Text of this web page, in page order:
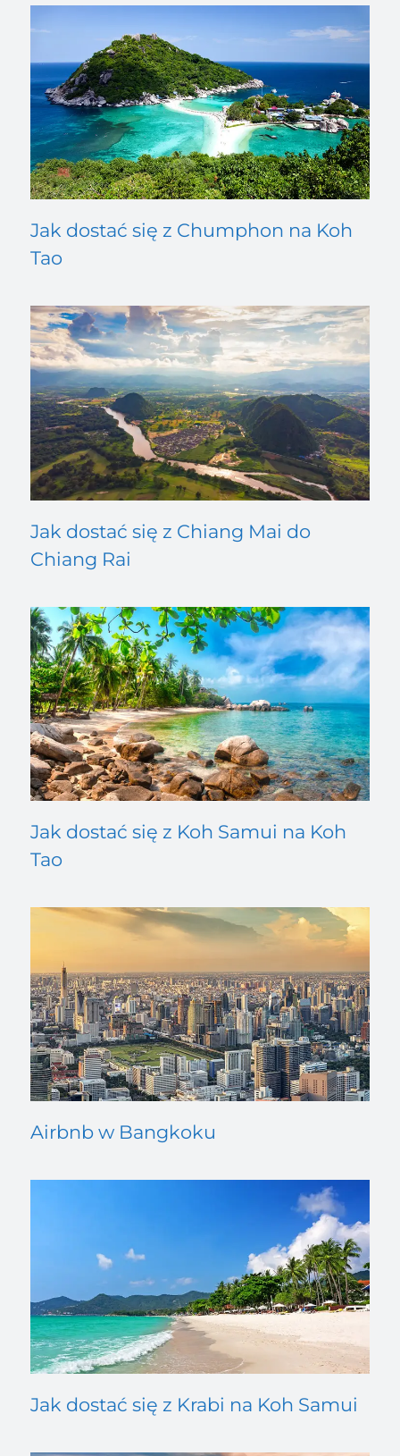
Jak dostać się z Chumphon na Koh
Tao
Jak dostać się z Chiang Mai do
Chiang Rai
Jak dostać się z Koh Samui na Koh
Tao
Airbnb w Bangkoku
Jak dostać się z Krabi na Koh Samui